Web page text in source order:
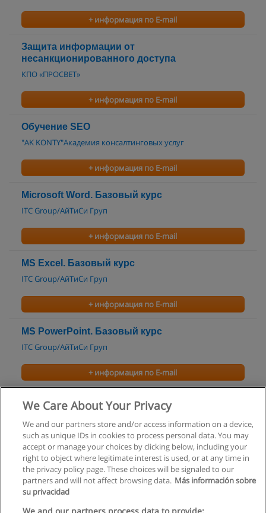
+ информация по E-mail
Защита информации от
несанкционированного доступа
КПО «ПРОСВЕТ»
+ информация по E-mail
Обучение SEO
"AK KONTY"Академия консалтинговых услуг
+ информация по E-mail
Microsoft Word. Базовый курс
ITC Group/АйТиСи Груп
+ информация по E-mail
MS Excel. Базовый курс
ITC Group/АйТиСи Груп
+ информация по E-mail
MS PowerPoint. Базовый курс
ITC Group/АйТиСи Груп
+ информация по E-mail
Информационные технологии управления
Санкт-Петербургская академия управления и экономики
+ информация по E-mail
Правила пользования
We Care About Your Privacy
We and our partners store and/or access information on a device,
such as unique IDs in cookies to process personal data. You may
accept or manage your choices by clicking below, including your
right to object where legitimate interest is used, or at any time in
the privacy policy page. These choices will be signaled to our
partners and will not affect browsing data. Más información sobre
su privacidad